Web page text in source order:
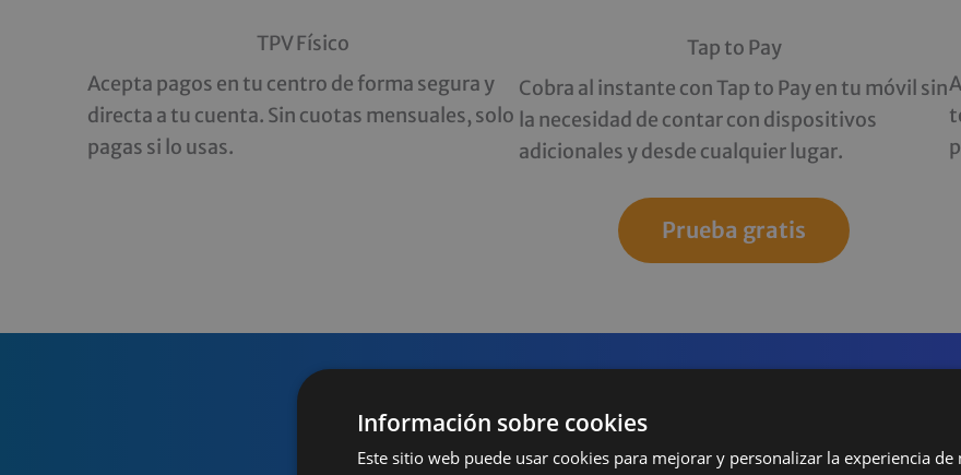
TPV Físico
Acepta pagos en tu centro de forma segura y
directa a tu cuenta. Sin cuotas mensuales, solo
pagas si lo usas.
Tap to Pay
Cobra al instante con Tap to Pay en tu móvil sin
la necesidad de contar con dispositivos
adicionales y desde cualquier lugar.
Prueba gratis
Información sobre cookies
Este sitio web puede usar cookies para mejorar y personalizar la experiencia de